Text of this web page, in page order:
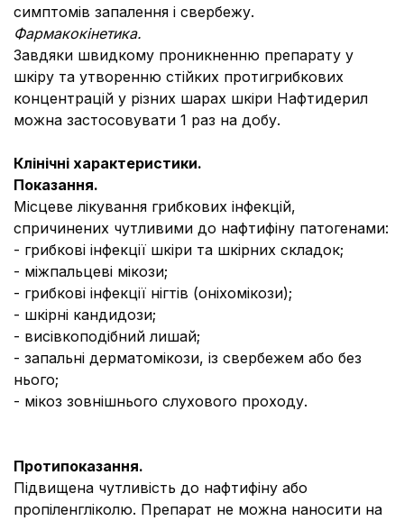
симптомів запалення і свербежу.
Фармакокінетика.
Завдяки швидкому проникненню препарату у
шкіру та утворенню стійких протигрибкових
концентрацій у різних шарах шкіри Нафтидерил
можна застосовувати 1 раз на добу.
Клінічні характеристики.
Показання.
Місцеве лікування грибкових інфекцій,
спричинених чутливими до нафтифіну патогенами:
- грибкові інфекції шкіри та шкірних складок;
- міжпальцеві мікози;
- грибкові інфекції нігтів (оніхомікози);
- шкірні кандидози;
- висівкоподібний лишай;
- запальні дерматомікози, із свербежем або без
нього;
- мікоз зовнішнього слухового проходу.
Протипоказання.
Підвищена чутливість до нафтифіну або
пропіленгліколю. Препарат не можна наносити на